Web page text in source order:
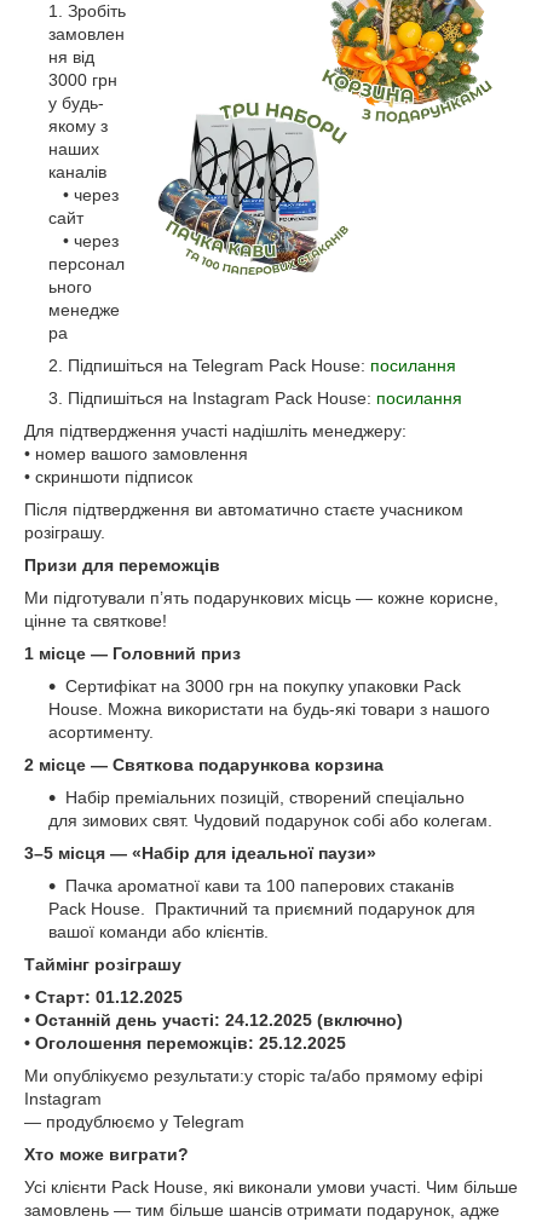
Зробіть
замовлен
ня від
3000 грн
у будь-
якому з
наших
каналів
• через
сайт
• через
персонал
ьного
менедже
ра
Підпишіться на Telegram Pack House: посилання
Підпишіться на Instagram Pack House: посилання
Для підтвердження участі надішліть менеджеру:
• номер вашого замовлення
• скриншоти підписок
Після підтвердження ви автоматично стаєте учасником
розіграшу.
Призи для переможців
Ми підготували п’ять подарункових місць — кожне корисне,
цінне та святкове!
1 місце — Головний приз
Сертифікат на 3000 грн на покупку упаковки Pack
House. Можна використати на будь-які товари з нашого
асортименту.
2 місце — Святкова подарункова корзина
Набір преміальних позицій, створений спеціально
для зимових свят. Чудовий подарунок собі або колегам.
3–5 місця — «Набір для ідеальної паузи»
Пачка ароматної кави та 100 паперових стаканів
Pack House. Практичний та приємний подарунок для
вашої команди або клієнтів.
Таймінг розіграшу
• Старт: 01.12.2025
• Останній день участі: 24.12.2025 (включно)
• Оголошення переможців: 25.12.2025
Ми опублікуємо результати:у сторіс та/або прямому ефірі
Instagram
— продублюємо у Telegram
Хто може виграти?
Усі клієнти Pack House, які виконали умови участі. Чим більше
замовлень — тим більше шансів отримати подарунок, адже